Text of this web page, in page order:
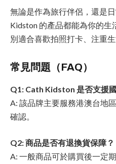
無論是作為旅行伴侶，還是
Kidston 的產品都能為你的
別適合喜歡拍照打卡、注重生
常見問題（FAQ）
Q1: Cath Kidston 是否支援
A: 該品牌主要服務港澳台地
確認。
Q2: 商品是否有退換貨保障？
A: 一般商品可於購買後一定